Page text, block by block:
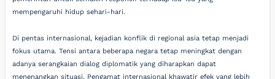
mempengaruhi hidup sehari-hari.
Di pentas internasional, kejadian konflik di regional asia tetap menjadi
fokus utama. Tensi antara beberapa negara tetap meningkat dengan
adanya serangkaian dialog diplomatik yang diharapkan dapat
menenangkan situasi. Pengamat internasional khawatir efek yang lebih